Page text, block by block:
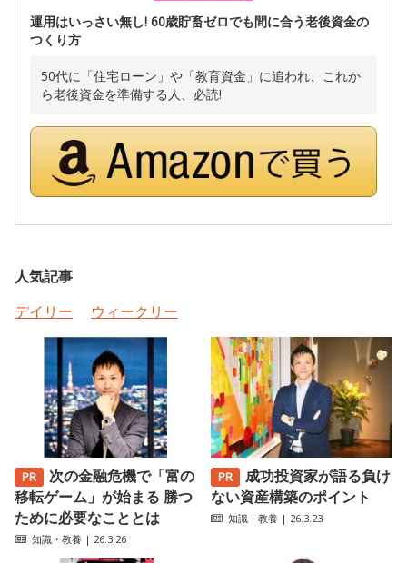
運用はいっさい無し! 60歳貯畜ゼロでも間に合う老後資金の
つくり方
50代に「住宅ローン」や「教育資金」に追われ、これか
ら老後資金を準備する人、必読!
人気記事
デイリー
ウィークリー
次の金融危機で「富の
移転ゲーム」が始まる 勝つ
ために必要なこととは
知識・教養 | 26.3.26
成功投資家が語る負け
ない資産構築のポイント
知識・教養 | 26.3.23